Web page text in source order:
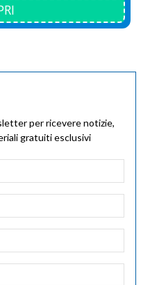
per ricevere notizie,
gratuiti esclusivi